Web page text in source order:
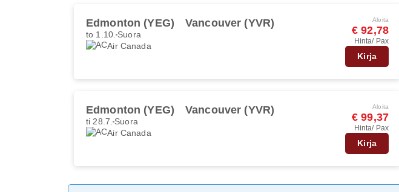
Edmonton (YEG) Vancouver (YVR)
to 1.10. Suora
Air Canada
Aloita
€ 92,78
Hinta/ Pax
Kirja
Edmonton (YEG) Vancouver (YVR)
ti 28.7. Suora
Air Canada
Aloita
€ 99,37
Hinta/ Pax
Kirja